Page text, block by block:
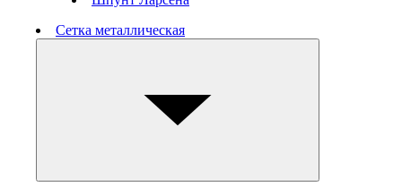
Сетка металлическая